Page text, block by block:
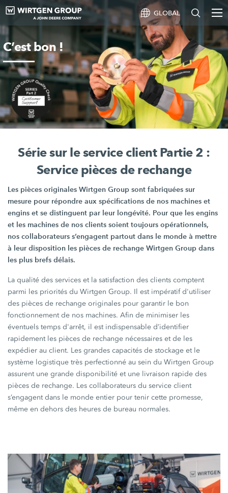
GLOBAL
C’est bon !
Série sur le service client Partie 2 :
Service pièces de rechange
Les pièces originales Wirtgen Group sont fabriquées sur
mesure pour répondre aux spécifications de nos machines et
engins et se distinguent par leur longévité. Pour que les engins
et les machines de nos clients soient toujours opérationnels,
nos collaborateurs s’engagent partout dans le monde à mettre
à leur disposition les pièces de rechange Wirtgen Group dans
les plus brefs délais.
La qualité des services et la satisfaction des clients comptent
parmi les priorités du Wirtgen Group. Il est impératif d'utiliser
des pièces de rechange originales pour garantir le bon
fonctionnement de nos machines. Afin de minimiser les
éventuels temps d'arrêt, il est indispensable d’identifier
rapidement les pièces de rechange nécessaires et de les
expédier au client. Les grandes capacités de stockage et le
système logistique très perfectionné au sein du Wirtgen Group
assurent une grande disponibilité et une livraison rapide des
pièces de rechange. Les collaborateurs du service client
s’engagent dans le monde entier pour tenir cette promesse,
même en dehors des heures de bureau normales.